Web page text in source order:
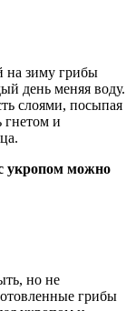
на зиму грибы
день меняя воду.
слоями, посыпая
и
укропом можно
но не
грибы